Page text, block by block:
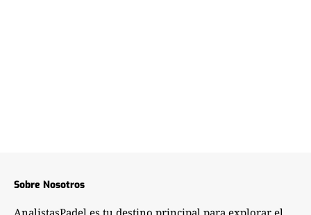
Sobre Nosotros
AnalistasPadel es tu destino principal para explorar el